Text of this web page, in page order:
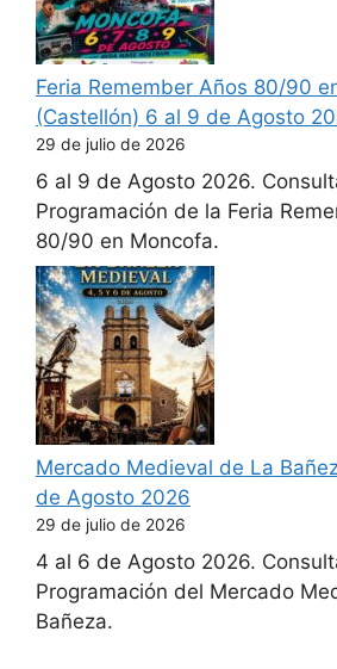
Feria Remember Años 80/90
(Castellón) 6 al 9 de Agosto
29 de julio de 2026
6 al 9 de Agosto 2026.
Programación de la Feria
80/90 en Moncofa.
Mercado Medieval de La
de Agosto 2026
29 de julio de 2026
4 al 6 de Agosto 2026.
Programación del Mercado
Bañeza.